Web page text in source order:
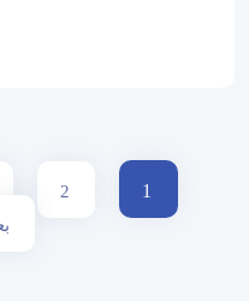
1
2